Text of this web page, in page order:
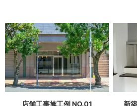
店舗工事施工例 NO.01 新